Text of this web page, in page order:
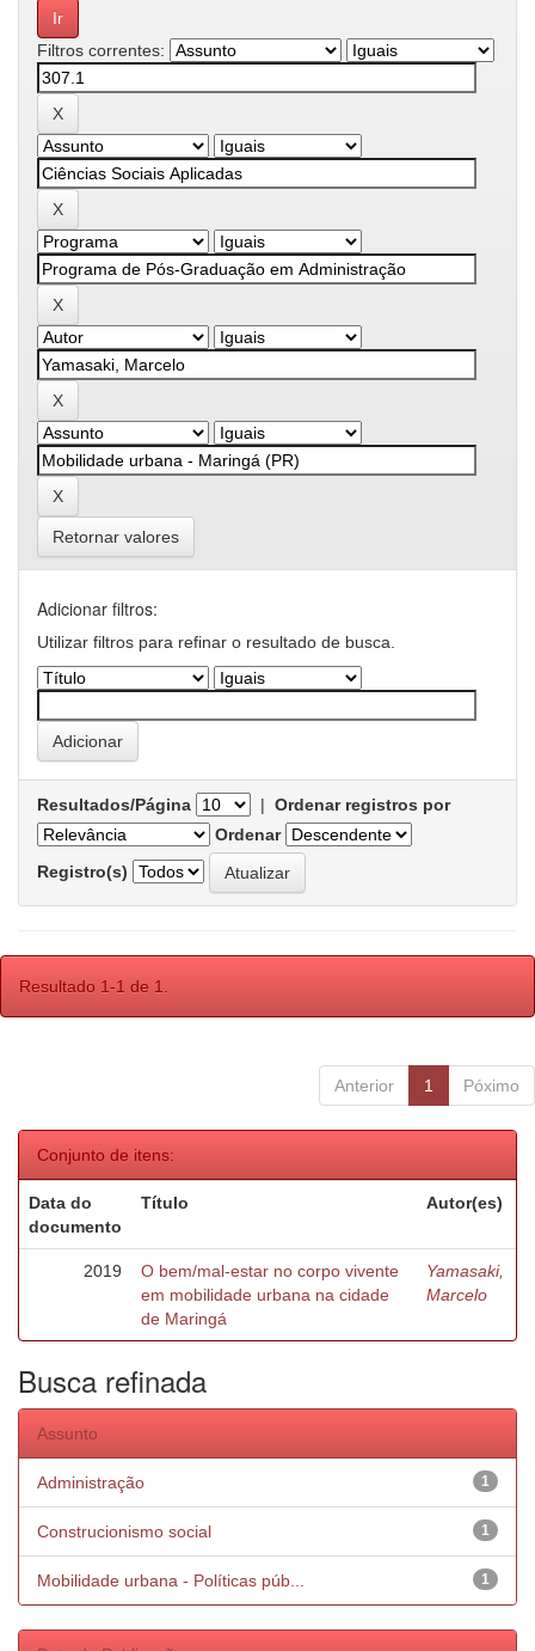
Filtros correntes:
Retornar valores
Adicionar filtros:
Utilizar filtros para refinar o resultado de busca.
Resultados/Página | Ordenar registros por
Ordenar
Registro(s)
Resultado 1-1 de 1.
Anterior 1 Póximo
Conjunto de itens:
Data do
documento
Título Autor(es)
2019
O bem/mal-estar no corpo vivente
em mobilidade urbana na cidade
de Maringá
Yamasaki,
Marcelo
Busca refinada
Assunto
1
Administração
1
Construcionismo social
1
Mobilidade urbana - Políticas púb...